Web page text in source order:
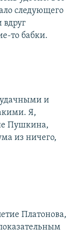
следующего
вдруг
то бабки.
и
Я,
Пушкина,
из ничего,
Платонова,